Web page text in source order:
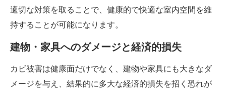
適切な対策を取ることで、健康的で快適な室内空間を維
持することが可能になります。
建物・家具へのダメージと経済的損失
カビ被害は健康面だけでなく、建物や家具にも大きなダ
メージを与え、結果的に多大な経済的損失を招く恐れが